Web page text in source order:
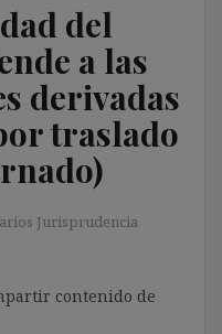
del
a las
derivadas
traslado
Jurisprudencia
contenido de